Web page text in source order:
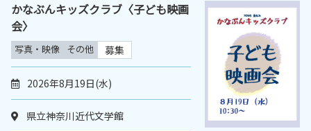
かなぶんキッズクラブ〈子ども映画
会〉
写真・映像 その他 募集
2026年8月19日(水)
県立神奈川近代文学館